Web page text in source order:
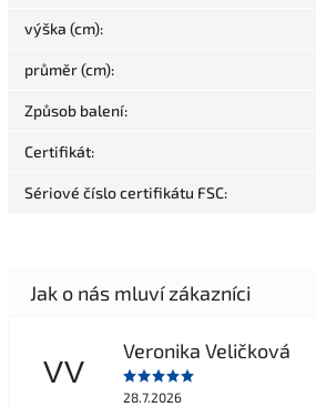
výška (cm):
průměr (cm):
Způsob balení:
Certifikát:
Sériové číslo certifikátu FSC:
VV
Veronika Veličková
28.7.2026